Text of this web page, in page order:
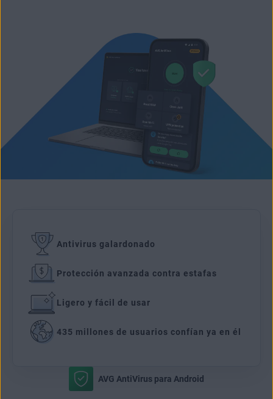
Antivirus galardonado
Protección avanzada contra estafas
Ligero y fácil de usar
435 millones de usuarios confían ya en él
AVG AntiVirus para Android